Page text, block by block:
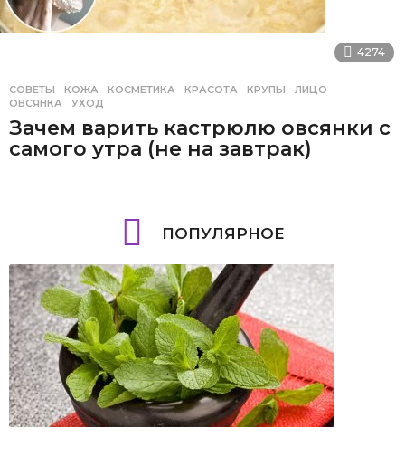
4274
СОВЕТЫ КОЖА ,КОСМЕТИКА ,КРАСОТА ,КРУПЫ ,ЛИЦО
ОВСЯНКА
,УХОД
Зачем варить кастрюлю овсянки с
самого утра (не на завтрак)
ПОПУЛЯРНОЕ